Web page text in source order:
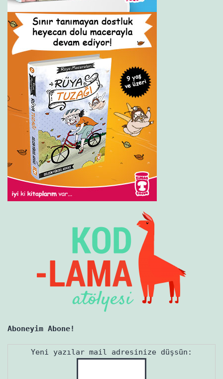
Aboneyim Abone!
Yeni yazılar mail adresinize düşsün: